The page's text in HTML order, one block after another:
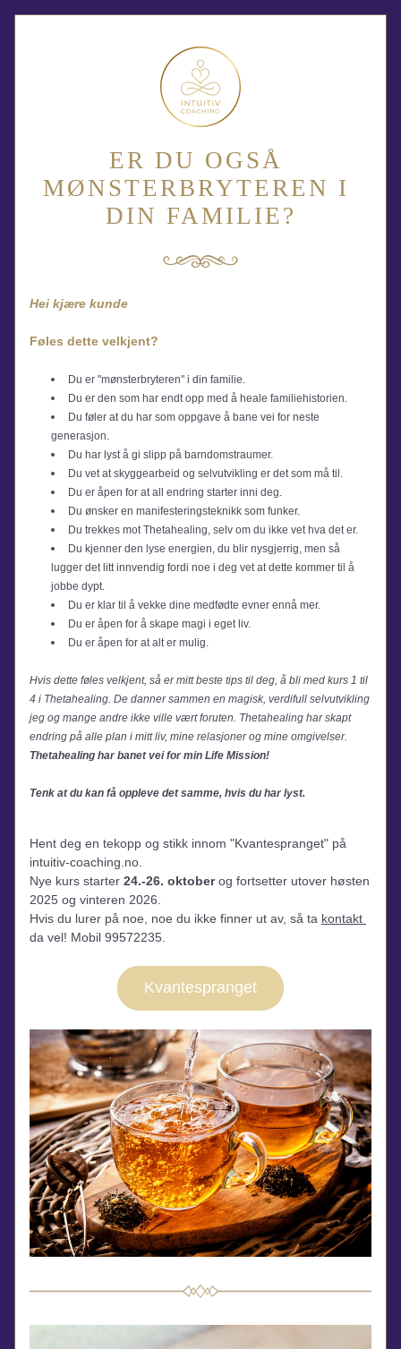
ER DU OGSÅ
MØNSTERBRYTEREN I
DIN FAMILIE?
Hei kjære kunde
Føles dette velkjent?
Du er "mønsterbryteren" i din familie.
Du er den som har endt opp med å heale familiehistorien.
Du føler at du har som oppgave å bane vei for neste
generasjon.
Du har lyst å gi slipp på barndomstraumer.
Du vet at skyggearbeid og selvutvikling er det som må til.
Du er åpen for at all endring starter inni deg.
Du ønsker en manifesteringsteknikk som funker.
Du trekkes mot Thetahealing, selv om du ikke vet hva det er.
Du kjenner den lyse energien, du blir nysgjerrig, men så
lugger det litt innvendig fordi noe i deg vet at dette kommer til å
jobbe dypt.
Du er klar til å vekke dine medfødte evner ennå mer.
Du er åpen for å skape magi i eget liv.
Du er åpen for at alt er mulig.
Hvis dette føles velkjent, så er mitt beste tips til deg, å bli med kurs 1 til
4 i Thetahealing. De danner sammen en magisk, verdifull selvutvikling
jeg og mange andre ikke ville vært foruten. Thetahealing har skapt
Thetahealing har banet vei for min Life Mission!
Tenk at du kan få oppleve det samme, hvis du har lyst.
Hent deg en tekopp og stikk innom "Kvantespranget" på
intuitiv-coaching.no.
Nye kurs starter 24.-26. oktober og fortsetter utover høsten
2025 og vinteren 2026.
Hvis du lurer på noe, noe du ikke finner ut av, så ta
da vel! Mobil 99572235.
Kvantespranget